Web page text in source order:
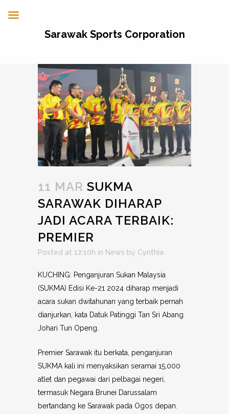
11 MAR SUKMA
SARAWAK DIHARAP
JADI ACARA TERBAIK:
PREMIER
Posted at 12:10h in News by Cynthia
KUCHING: Penganjuran Sukan Malaysia
(SUKMA) Edisi Ke-21 2024 diharap menjadi
acara sukan dwitahunan yang terbaik pernah
dianjurkan, kata Datuk Patinggi Tan Sri Abang
Johari Tun Openg.
Premier Sarawak itu berkata, penganjuran
SUKMA kali ini menyaksikan seramai 15,000
atlet dan pegawai dari pelbagai negeri,
termasuk Negara Brunei Darussalam
bertandang ke Sarawak pada Ogos depan.
Sarawak Sports Corporation